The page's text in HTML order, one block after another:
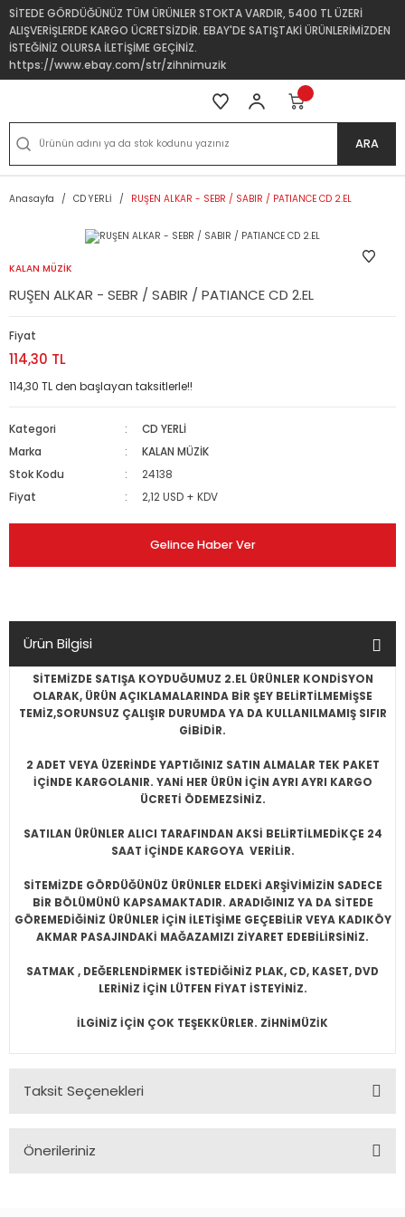
SİTEDE GÖRDÜĞÜNÜZ TÜM ÜRÜNLER STOKTA VARDIR, 5400 TL ÜZERİ
ALIŞVERİŞLERDE KARGO ÜCRETSİZDİR. EBAY'DE SATIŞTAKİ ÜRÜNLERİMİZDEN
İSTEĞİNİZ OLURSA İLETİŞİME GEÇİNİZ.
https://www.ebay.com/str/zihnimuzik
ARA
Anasayfa CD YERLİ RUŞEN ALKAR - SEBR / SABIR / PATIANCE CD 2.EL
KALAN MÜZİK
RUŞEN ALKAR - SEBR / SABIR / PATIANCE CD 2.EL
Fiyat
114,30 TL
114,30 TL den başlayan taksitlerle!!
Kategori
CD YERLİ
Marka
KALAN MÜZİK
Stok Kodu
24138
Fiyat
2,12 USD + KDV
Gelince Haber Ver
Ürün Bilgisi
SİTEMİZDE SATIŞA KOYDUĞUMUZ 2.EL ÜRÜNLER KONDİSYON
OLARAK, ÜRÜN AÇIKLAMALARINDA BİR ŞEY BELİRTİLMEMİŞSE
TEMİZ,SORUNSUZ ÇALIŞIR DURUMDA YA DA KULLANILMAMIŞ SIFIR
GİBİDİR.
2 ADET VEYA ÜZERİNDE YAPTIĞINIZ SATIN ALMALAR TEK PAKET
İÇİNDE KARGOLANIR. YANİ HER ÜRÜN İÇİN AYRI AYRI KARGO
ÜCRETİ ÖDEMEZSİNİZ.
SATILAN ÜRÜNLER ALICI TARAFINDAN AKSİ BELİRTİLMEDİKÇE 24
SAAT İÇİNDE KARGOYA VERİLİR.
SİTEMİZDE GÖRDÜĞÜNÜZ ÜRÜNLER ELDEKİ ARŞİVİMİZİN SADECE
BİR BÖLÜMÜNÜ KAPSAMAKTADIR. ARADIĞINIZ YA DA SİTEDE
GÖREMEDİĞİNİZ ÜRÜNLER İÇİN İLETİŞİME GEÇEBİLİR VEYA KADIKÖY
AKMAR PASAJINDAKİ MAĞAZAMIZI ZİYARET EDEBİLİRSİNİZ.
SATMAK , DEĞERLENDİRMEK İSTEDİĞİNİZ PLAK, CD, KASET, DVD
LERİNİZ İÇİN LÜTFEN FİYAT İSTEYİNİZ.
İLGİNİZ İÇİN ÇOK TEŞEKKÜRLER. ZİHNİMÜZİK
Taksit Seçenekleri
Önerileriniz